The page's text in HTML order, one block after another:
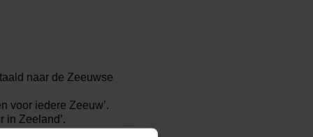
naar de Zeeuwse
voor iedere Zeeuw’.
in Zeeland’.